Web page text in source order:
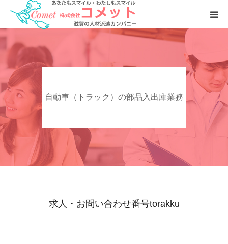
自動車（トラック）の部品入出庫業務
求人・お問い合わせ番号torakku
お仕事をおさがしの方へ
人材をおさがしの企業様へ
会社案内